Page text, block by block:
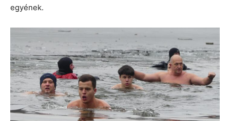
egyének.